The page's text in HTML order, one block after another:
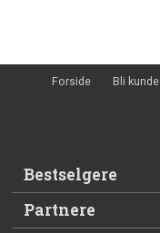
Forside Bli kunde
Bestselgere
Partnere